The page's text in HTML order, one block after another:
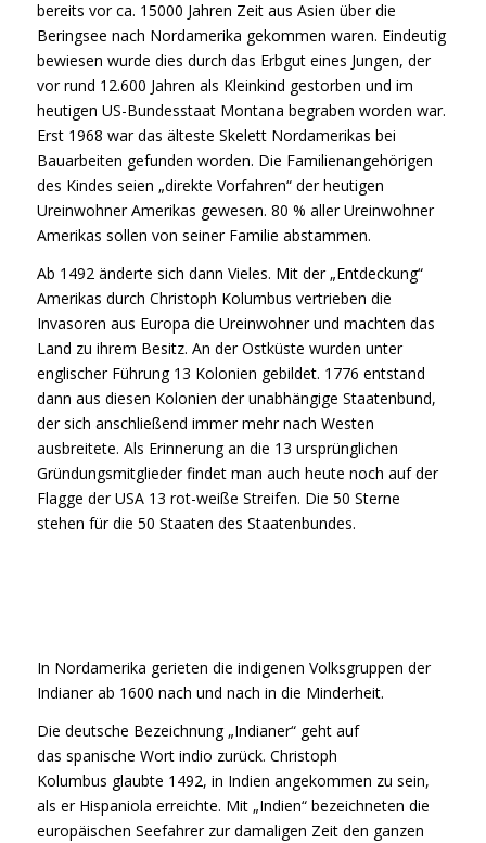
bereits vor ca. 15000 Jahren Zeit aus Asien über die
Beringsee nach Nordamerika gekommen waren. Eindeutig
bewiesen wurde dies durch das Erbgut eines Jungen, der
vor rund 12.600 Jahren als Kleinkind gestorben und im
heutigen US-Bundesstaat Montana begraben worden war.
Erst 1968 war das älteste Skelett Nordamerikas bei
Bauarbeiten gefunden worden. Die Familienangehörigen
des Kindes seien „direkte Vorfahren“ der heutigen
Ureinwohner Amerikas gewesen. 80 % aller Ureinwohner
Amerikas sollen von seiner Familie abstammen.
Ab 1492 änderte sich dann Vieles. Mit der „Entdeckung“
Amerikas durch Christoph Kolumbus vertrieben die
Invasoren aus Europa die Ureinwohner und machten das
Land zu ihrem Besitz. An der Ostküste wurden unter
englischer Führung 13 Kolonien gebildet. 1776 entstand
dann aus diesen Kolonien der unabhängige Staatenbund,
der sich anschließend immer mehr nach Westen
ausbreitete. Als Erinnerung an die 13 ursprünglichen
Gründungsmitglieder findet man auch heute noch auf der
Flagge der USA 13 rot-weiße Streifen. Die 50 Sterne
stehen für die 50 Staaten des Staatenbundes.
In Nordamerika gerieten die indigenen Volksgruppen der
Indianer ab 1600 nach und nach in die Minderheit.
Die deutsche Bezeichnung „Indianer“ geht auf
das spanische Wort indio zurück. Christoph
Kolumbus glaubte 1492, in Indien angekommen zu sein,
als er Hispaniola erreichte. Mit „Indien“ bezeichneten die
europäischen Seefahrer zur damaligen Zeit den ganzen